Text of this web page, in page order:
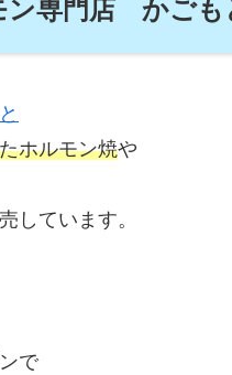
ン専門店 かごも
ホルモン焼や
しています。
で